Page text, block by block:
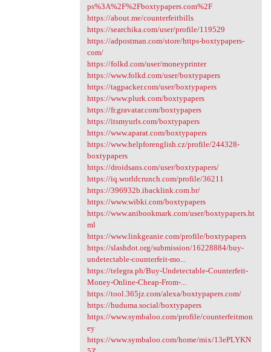
ps%3A%2F%2Fboxtypapers.com%2F
https://about.me/counterfeitbills
https://searchika.com/user/profile/119529
https://adpostman.com/store/https-boxtypapers-
com/
https://folkd.com/user/moneyprinter
https://www.folkd.com/user/boxtypapers
https://tagpacker.com/user/boxtypapers
https://www.plurk.com/boxtypapers
https://fr.gravatar.com/boxtypapers
https://itsmyurls.com/boxtypapers
https://www.aparat.com/boxtypapers
https://www.helpforenglish.cz/profile/244328-
boxtypapers
https://droidsans.com/user/boxtypapers/
https://iq.worldcrunch.com/profile/36211
https://396932b.ibacklink.com.br/
https://www.wibki.com/boxtypapers
https://www.anibookmark.com/user/boxtypapers.ht
ml
https://www.linkgeanie.com/profile/boxtypapers
https://slashdot.org/submission/16228884/buy-
undetectable-counterfeit-mo...
https://telegra.ph/Buy-Undetectable-Counterfeit-
Money-Online-Cheap-From-...
https://tool.365jz.com/alexa/boxtypapers.com/
https://huduma.social/boxtypapers
https://www.symbaloo.com/profile/counterfeitmon
ey
https://www.symbaloo.com/home/mix/13ePLYKN